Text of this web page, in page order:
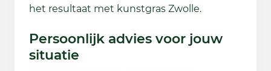
het resultaat met kunstgras Zwolle.
Persoonlijk advies voor jouw
situatie